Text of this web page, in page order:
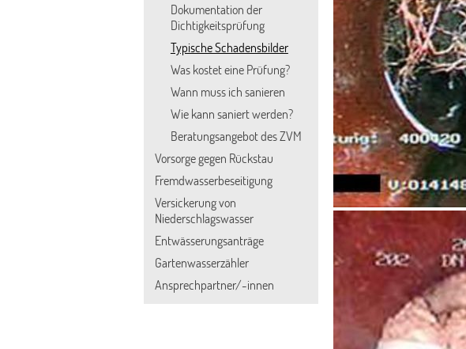
Dokumentation der
Dichtigkeitsprüfung
Typische Schadensbilder
Was kostet eine Prüfung?
Wann muss ich sanieren
Wie kann saniert werden?
Beratungsangebot des ZVM
Vorsorge gegen Rückstau
Fremdwasserbeseitigung
Versickerung von
Niederschlagswasser
Entwässerungsanträge
Gartenwasserzähler
Ansprechpartner/-innen